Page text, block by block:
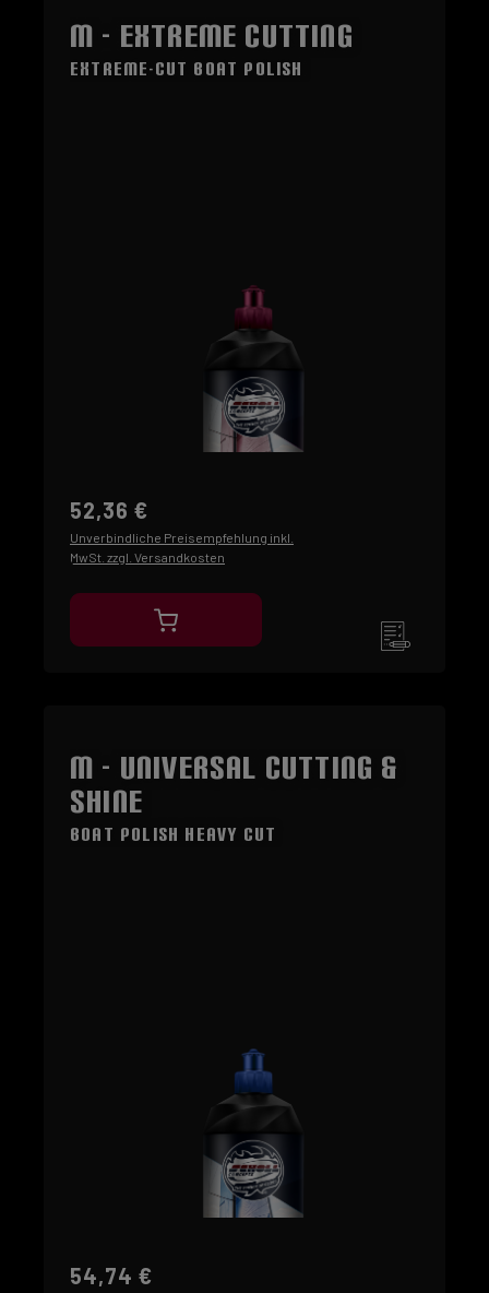
M - Extreme Cutting
Extreme-Cut Boat Polish
52,36 €
Unverbindliche Preisempfehlung inkl.
MwSt. zzgl. Versandkosten
M - Universal Cutting &
Shine
Boat Polish Heavy Cut
54,74 €